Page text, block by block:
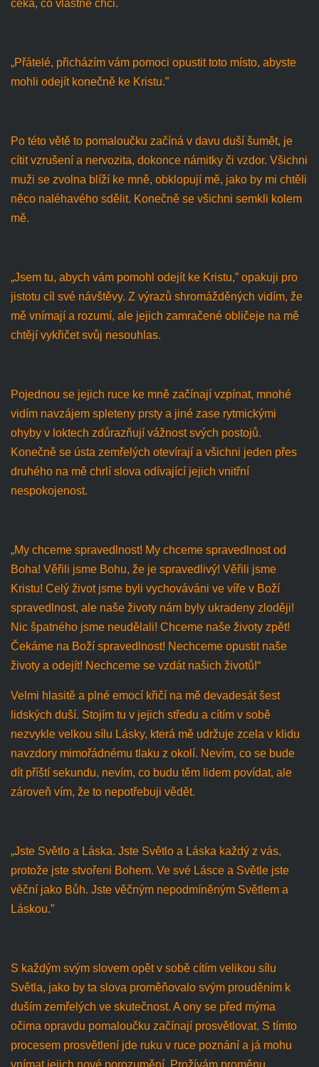
čeká, co vlastně chci.
„Přátelé, přicházím vám pomoci opustit toto místo, abyste
mohli odejít konečně ke Kristu.”
Po této větě to pomaloučku začíná v davu duší šumět, je
cítit vzrušení a nervozita, dokonce námitky či vzdor. Všichni
muži se zvolna blíží ke mně, obklopují mě, jako by mi chtěli
něco naléhavého sdělit. Konečně se všichni semkli kolem
mě.
„Jsem tu, abych vám pomohl odejít ke Kristu,” opakuji pro
jistotu cíl své návštěvy. Z výrazů shromážděných vidím, že
mě vnímají a rozumí, ale jejich zamračené obličeje na mě
chtějí vykřičet svůj nesouhlas.
Pojednou se jejich ruce ke mně začínají vzpínat, mnohé
vidím navzájem spleteny prsty a jiné zase rytmickými
ohyby v loktech zdůrazňují vážnost svých postojů.
Konečně se ústa zemřelých otevírají a všichni jeden přes
druhého na mě chrlí slova odívající jejich vnitřní
nespokojenost.
„My chceme spravedlnost! My chceme spravedlnost od
Boha! Věřili jsme Bohu, že je spravedlivý! Věřili jsme
Kristu! Celý život jsme byli vychováváni ve víře v Boží
spravedlnost, ale naše životy nám byly ukradeny zloději!
Nic špatného jsme neudělali! Chceme naše životy zpět!
Čekáme na Boží spravedlnost! Nechceme opustit naše
životy a odejít! Nechceme se vzdát našich životů!“
Velmi hlasitě a plné emocí křičí na mě devadesát šest
lidských duší. Stojím tu v jejich středu a cítím v sobě
nezvykle velkou sílu Lásky, která mě udržuje zcela v klidu
navzdory mimořádnému tlaku z okolí. Nevím, co se bude
dít příští sekundu, nevím, co budu těm lidem povídat, ale
zároveň vím, že to nepotřebuji vědět.
„Jste Světlo a Láska. Jste Světlo a Láska každý z vás,
protože jste stvořeni Bohem. Ve své Lásce a Světle jste
věční jako Bůh. Jste věčným nepodmíněným Světlem a
Láskou.”
S každým svým slovem opět v sobě cítím velikou sílu
Světla, jako by ta slova proměňovalo svým prouděním k
duším zemřelých ve skutečnost. A ony se před mýma
očima opravdu pomaloučku začínají prosvětlovat. S tímto
procesem prosvětlení jde ruku v ruce poznání a já mohu
vnímat jejich nové porozumění. Prožívám proměnu